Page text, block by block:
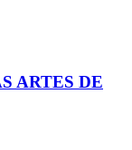
ARTES DE